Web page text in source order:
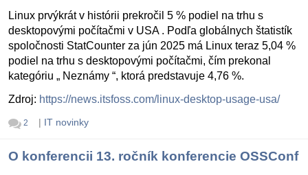
Linux prvýkrát v histórii prekročil 5 % podiel na trhu s
desktopovými počítačmi v USA . Podľa globálnych štatistík
spoločnosti StatCounter za jún 2025 má Linux teraz 5,04 %
podiel na trhu s desktopovými počítačmi, čím prekonal
kategóriu „ Neznámy “, ktorá predstavuje 4,76 %.
Zdroj: https://news.itsfoss.com/linux-desktop-usage-usa/
2 | IT novinky
O konferencii 13. ročník konferencie OSSConf